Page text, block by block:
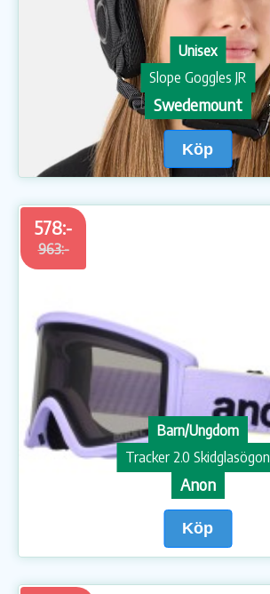
Unisex
Slope Goggles JR
Swedemount
Köp
578:-
963:-
Barn/Ungdom
Tracker 2.0 Skidglasögon
Anon
Köp